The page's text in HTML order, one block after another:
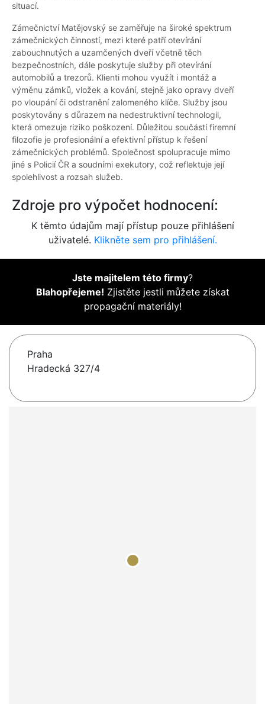
situací.
Zámečnictví Matějovský se zaměřuje na široké spektrum
zámečnických činností, mezi které patří otevírání
zabouchnutých a uzamčených dveří včetně těch
bezpečnostních, dále poskytuje služby při otevírání
automobilů a trezorů. Klienti mohou využít i montáž a
výměnu zámků, vložek a kování, stejně jako opravy dveří
po vloupání či odstranění zalomeného klíče. Služby jsou
poskytovány s důrazem na nedestruktivní technologii,
která omezuje riziko poškození. Důležitou součástí firemní
filozofie je profesionální a efektivní přístup k řešení
zámečnických problémů. Společnost spolupracuje mimo
jiné s Policií ČR a soudními exekutory, což reflektuje její
spolehlivost a rozsah služeb.
Zdroje pro výpočet hodnocení:
K těmto údajům mají přístup pouze přihlášení
uživatelé. Klikněte sem pro přihlášení.
Jste majitelem této firmy?
Blahopřejeme! Zjistěte jestli můžete získat
propagační materiály!
Praha
Hradecká 327/4